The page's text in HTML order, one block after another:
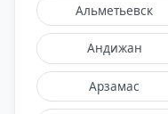
Альметьевск
Андижан
Арзамас